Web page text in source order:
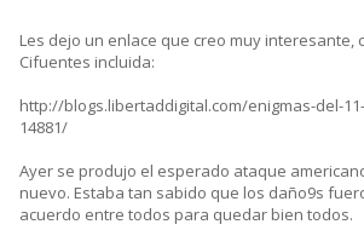
Les dejo un enlace que creo muy interesante,
Cifuentes incluida:
http://blogs.libertaddigital.com/enigmas-del-
14881/
Ayer se produjo el esperado ataque
nuevo. Estaba tan sabido que los daño9s
acuerdo entre todos para quedar bien todos.